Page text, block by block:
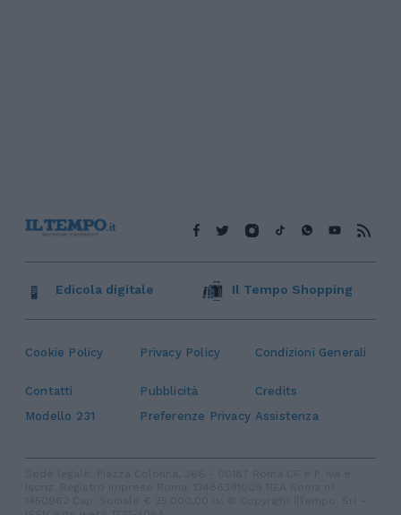
Cookie Policy Privacy Policy Condizioni Generali
Contatti Pubblicità
Credits
Modello 231
Preferenze Privacy Assistenza
Edicola digitale Il Tempo Shopping